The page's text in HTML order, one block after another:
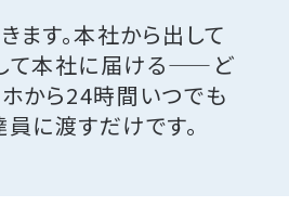
す。本社から出して
て本社に届ける——ど
から24時間いつでも
に渡すだけです。